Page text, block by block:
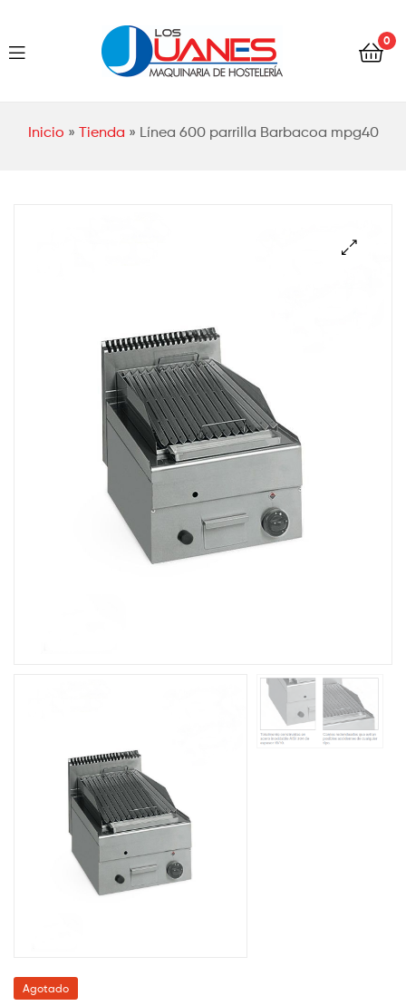
Los
0
Inicio » Tienda » Línea 600 parrilla Barbacoa mpg40
Los
Agotado